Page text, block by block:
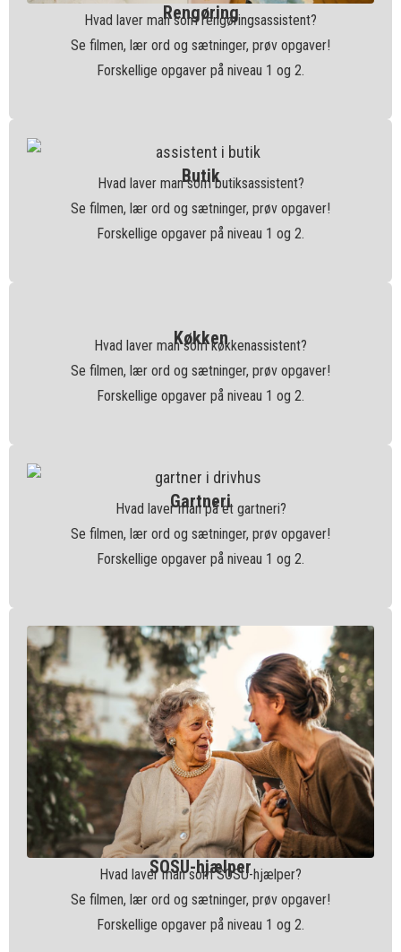
Rengøring
Hvad laver man som rengøringsassistent?
Se filmen, lær ord og sætninger, prøv opgaver!
Forskellige opgaver på niveau 1 og 2.
Butik
Hvad laver man som butiksassistent?
Se filmen, lær ord og sætninger, prøv opgaver!
Forskellige opgaver på niveau 1 og 2.
Køkken
Hvad laver man som køkkenassistent?
Se filmen, lær ord og sætninger, prøv opgaver!
Forskellige opgaver på niveau 1 og 2.
Gartneri
Hvad laver man på et gartneri?
Se filmen, lær ord og sætninger, prøv opgaver!
Forskellige opgaver på niveau 1 og 2.
SOSU-hjælper
Hvad laver man som SOSU-hjælper?
Se filmen, lær ord og sætninger, prøv opgaver!
Forskellige opgaver på niveau 1 og 2.